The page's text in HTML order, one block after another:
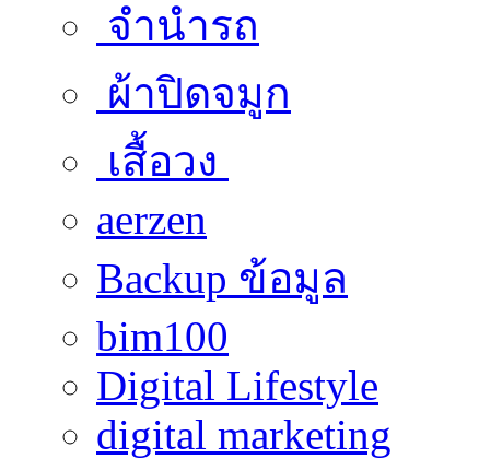
จำนำรถ
ผ้าปิดจมูก
เสื้อวง
aerzen
Backup ข้อมูล
bim100
Digital Lifestyle
digital marketing